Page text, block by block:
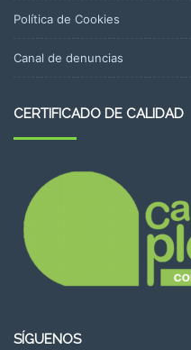
Política de Cookies
Canal de denuncias
CERTIFICADO DE CALIDAD
SÍGUENOS